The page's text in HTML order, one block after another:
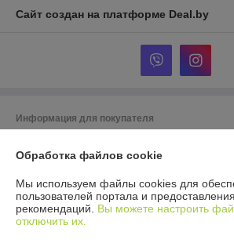
Сайт создан на платформе Deal.by
Информация для покупателя
г.Минск, пр-т Партизанский 168/25
Регистрационный номер ЕГР: 192672952
УНП: 192672952
Обработка файлов cookie
Мы используем файлы cookies для
пользователей портала и
рекомендаций. Вы можете настроить
отключить их.